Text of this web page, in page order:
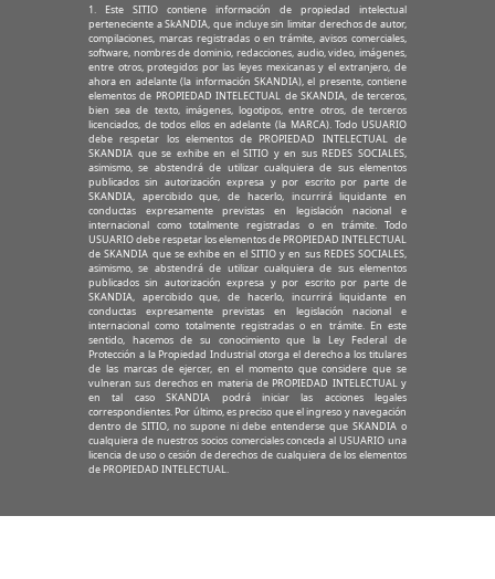
1. Este SITIO contiene información de propiedad intelectual
perteneciente a SkANDIA, que incluye sin limitar derechos de autor,
compilaciones, marcas registradas o en trámite, avisos comerciales,
software, nombres de dominio, redacciones, audio, video, imágenes,
entre otros, protegidos por las leyes mexicanas y el extranjero, de
ahora en adelante (la información SKANDIA), el presente, contiene
elementos de PROPIEDAD INTELECTUAL de SKANDIA, de terceros,
bien sea de texto, imágenes, logotipos, entre otros, de terceros
licenciados, de todos ellos en adelante (la MARCA). Todo USUARIO
debe respetar los elementos de PROPIEDAD INTELECTUAL de
SKANDIA que se exhibe en el SITIO y en sus REDES SOCIALES,
asimismo, se abstendrá de utilizar cualquiera de sus elementos
publicados sin autorización expresa y por escrito por parte de
SKANDIA, apercibido que, de hacerlo, incurrirá liquidante en
conductas expresamente previstas en legislación nacional e
internacional como totalmente registradas o en trámite. Todo
USUARIO debe respetar los elementos de PROPIEDAD INTELECTUAL
de SKANDIA que se exhibe en el SITIO y en sus REDES SOCIALES,
asimismo, se abstendrá de utilizar cualquiera de sus elementos
publicados sin autorización expresa y por escrito por parte de
SKANDIA, apercibido que, de hacerlo, incurrirá liquidante en
conductas expresamente previstas en legislación nacional e
internacional como totalmente registradas o en trámite. En este
sentido, hacemos de su conocimiento que la Ley Federal de
Protección a la Propiedad Industrial otorga el derecho a los titulares
de las marcas de ejercer, en el momento que considere que se
vulneran sus derechos en materia de PROPIEDAD INTELECTUAL y
en tal caso SKANDIA podrá iniciar las acciones legales
correspondientes. Por último, es preciso que el ingreso y navegación
dentro de SITIO, no supone ni debe entenderse que SKANDIA o
cualquiera de nuestros socios comerciales conceda al USUARIO una
licencia de uso o cesión de derechos de cualquiera de los elementos
de PROPIEDAD INTELECTUAL.